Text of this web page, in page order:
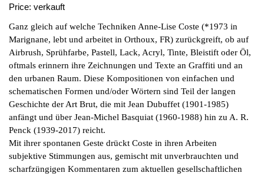
Price: verkauft
Ganz gleich auf welche Techniken Anne-Lise Coste (*1973 in
Marignane, lebt und arbeitet in Orthoux, FR) zurückgreift, ob auf
Airbrush, Sprühfarbe, Pastell, Lack, Acryl, Tinte, Bleistift oder Öl,
oftmals erinnern ihre Zeichnungen und Texte an Graffiti und an
den urbanen Raum. Diese Kompositionen von einfachen und
schematischen Formen und/oder Wörtern sind Teil der langen
Geschichte der Art Brut, die mit Jean Dubuffet (1901-1985)
anfängt und über Jean-Michel Basquiat (1960-1988) hin zu A. R.
Penck (1939-2017) reicht.
Mit ihrer spontanen Geste drückt Coste in ihren Arbeiten
subjektive Stimmungen aus, gemischt mit unverbrauchten und
scharfzüngigen Kommentaren zum aktuellen gesellschaftlichen